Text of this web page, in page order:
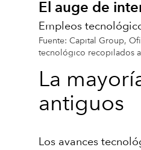
El auge de
Empleos
Fuente: Capital Group,
tecnológico recopilados
La
antiguos
Los avances